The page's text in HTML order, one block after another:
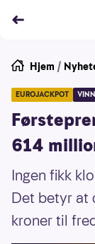
Hjem /
EUROJACKPOT
614
Ingen fikk
Det betyr at
kroner til